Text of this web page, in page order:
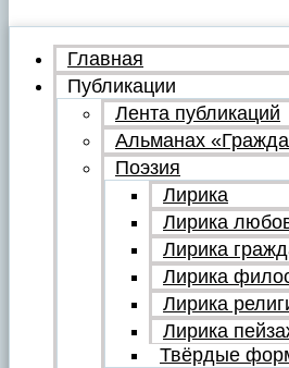
Главная
Публикации
Лента публикаций
Альманах
Поэзия
Лирика
Лирика
Лирика
Лирика
Лирика
Лирика
Твёрдые